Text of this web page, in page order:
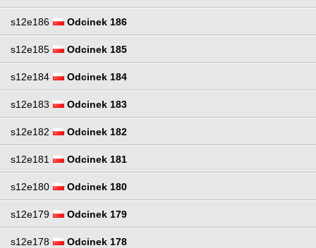
s12e186 Odcinek 186
s12e185 Odcinek 185
s12e184 Odcinek 184
s12e183 Odcinek 183
s12e182 Odcinek 182
s12e181 Odcinek 181
s12e180 Odcinek 180
s12e179 Odcinek 179
s12e178 Odcinek 178